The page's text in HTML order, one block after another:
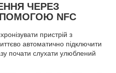
ЧЕРЕЗ
NFC
пристрій з
автоматично підключити
почати слухати улюблений